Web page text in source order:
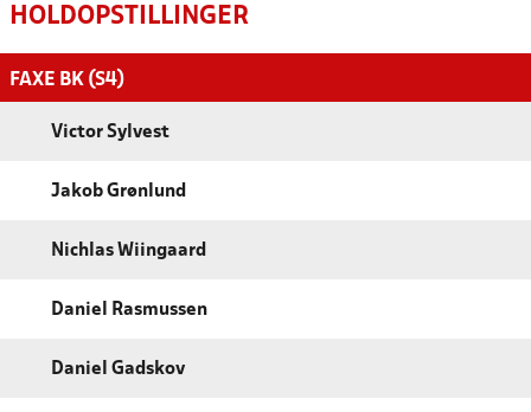
HOLDOPSTILLINGER
FAXE BK (S4)
Victor Sylvest
Jakob Grønlund
Nichlas Wiingaard
Daniel Rasmussen
Daniel Gadskov